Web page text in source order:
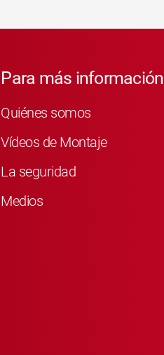
Para más información
Quiénes somos
Vídeos de Montaje
La seguridad
Medios